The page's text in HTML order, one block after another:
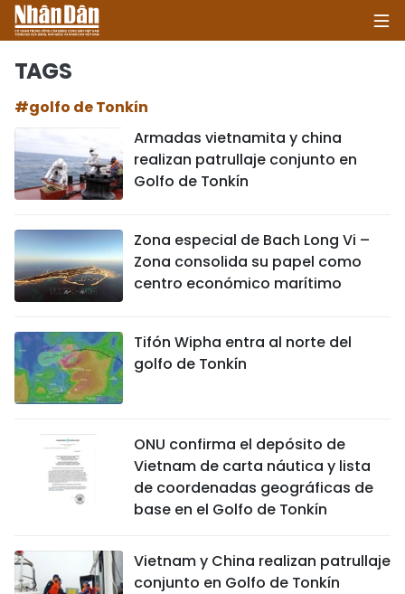
POLÍTICA
SOCIEDAD
CULTURA - ENTRETENIMIENTO
VIAJES
PUENTE DE AMISTAD
HISTORIAS MULTIMEDIA
TAGS
#golfo de Tonkín
Armadas vietnamita y china
realizan patrullaje conjunto en
Golfo de Tonkín
Zona especial de Bach Long Vi –
Zona consolida su papel como
centro económico marítimo
Tifón Wipha entra al norte del
golfo de Tonkín
ONU confirma el depósito de
Vietnam de carta náutica y lista
de coordenadas geográficas de
base en el Golfo de Tonkín
Vietnam y China realizan patrullaje
conjunto en Golfo de Tonkín